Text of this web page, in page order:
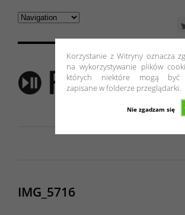
Korzystanie z Witryny oznacza
na wykorzystywanie plików
których niektóre mogą
zapisane w folderze przeglądarki.
Nie zgadzam się
IMG_5716